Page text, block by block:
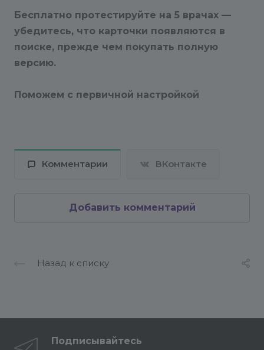
Бесплатно протестируйте на 5 врачах —
убедитесь, что карточки появляются в
поиске, прежде чем покупать полную
версию.
Поможем с первичной настройкой
Комментарии ВКонтакте
Добавить комментарий
Назад к списку
Подписывайтесь